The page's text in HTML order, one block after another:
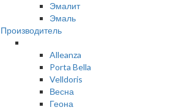
Эмалит
Эмаль
Производитель
Alleanza
Porta Bella
Velldoris
Весна
Геона